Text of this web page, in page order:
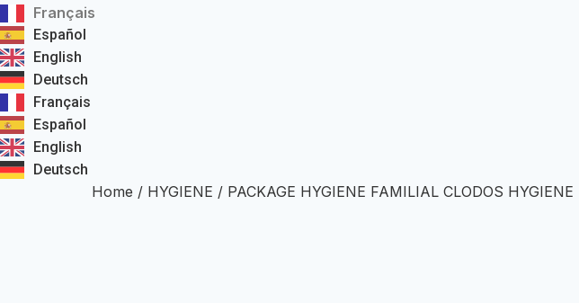
Français
Español
English
Deutsch
Français
Español
English
Deutsch
Home / HYGIENE / PACKAGE HYGIENE FAMILIAL CLODOS HYGIENE